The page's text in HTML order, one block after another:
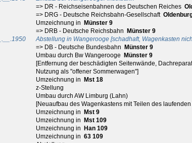
=> DR - Reichseisenbahnen des Deutschen Reiches
=> DRG - Deutsche Reichsbahn-Gesellschaft
Umzeichnung in
Münster 9
=> DRB - Deutsche Reichsbahn
Münster 9
Abstellung in Wangerooge [schadhaft, Wagenkasten
=> DB - Deutsche Bundesbahn
Münster 9
Umbau durch Bw Wangerooge
Münster 9
[Entfernung der beschädigten Seitenwände,
Nutzung als "offener Sommerwagen"]
Umzeichnung in
Mst 18
z-Stellung
Umbau durch AW Limburg (Lahn)
[Neuaufbau des Wagenkastens mit Teilen des
Umzeichnung in
Mst 9
Umzeichnung in
Mst 109
Umzeichnung in
Han 109
Umzeichnung in 63 109